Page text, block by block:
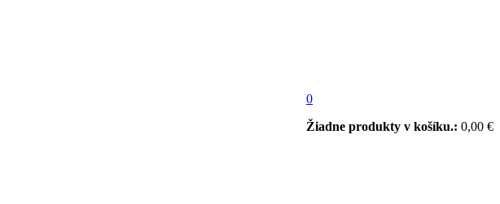
0
Žiadne produkty v košíku.: 0,00 €